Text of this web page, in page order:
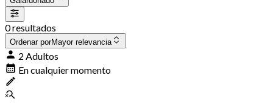
0 resultados
Ordenar porMayor relevancia
2 Adultos
En cualquier momento